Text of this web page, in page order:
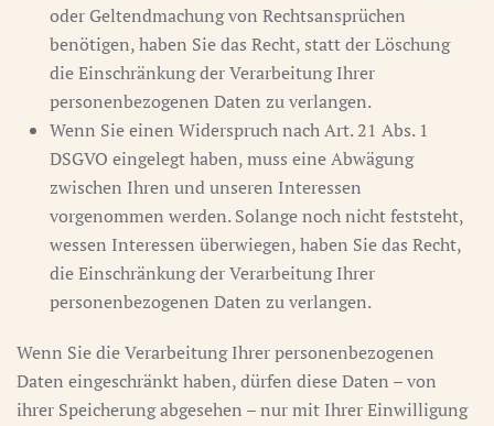
oder Geltendmachung von Rechtsansprüchen
benötigen, haben Sie das Recht, statt der Löschung
die Einschränkung der Verarbeitung Ihrer
personenbezogenen Daten zu verlangen.
Wenn Sie einen Widerspruch nach Art. 21 Abs. 1
DSGVO eingelegt haben, muss eine Abwägung
zwischen Ihren und unseren Interessen
vorgenommen werden. Solange noch nicht feststeht,
wessen Interessen überwiegen, haben Sie das Recht,
die Einschränkung der Verarbeitung Ihrer
personenbezogenen Daten zu verlangen.
Wenn Sie die Verarbeitung Ihrer personenbezogenen
Daten eingeschränkt haben, dürfen diese Daten – von
ihrer Speicherung abgesehen – nur mit Ihrer Einwilligung